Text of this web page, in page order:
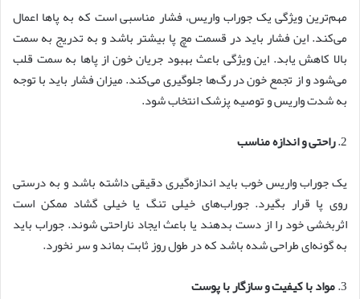
مهم‌ترین ویژگی یک جوراب واریس، فشار مناسبی است که به پاها اعمال
می‌کند. این فشار باید در قسمت مچ پا بیشتر باشد و به تدریج به سمت
بالا کاهش یابد. این ویژگی باعث بهبود جریان خون از پاها به سمت قلب
می‌شود و از تجمع خون در رگ‌ها جلوگیری می‌کند. میزان فشار باید با توجه
به شدت واریس و توصیه پزشک انتخاب شود.
2. راحتی و اندازه مناسب
یک جوراب واریس خوب باید اندازه‌گیری دقیقی داشته باشد و به درستی
روی پا قرار بگیرد. جوراب‌های خیلی تنگ یا خیلی گشاد ممکن است
اثربخشی خود را از دست بدهند یا باعث ایجاد ناراحتی شوند. جوراب باید
به گونه‌ای طراحی شده باشد که در طول روز ثابت بماند و سر نخورد.
3. مواد با کیفیت و سازگار با پوست